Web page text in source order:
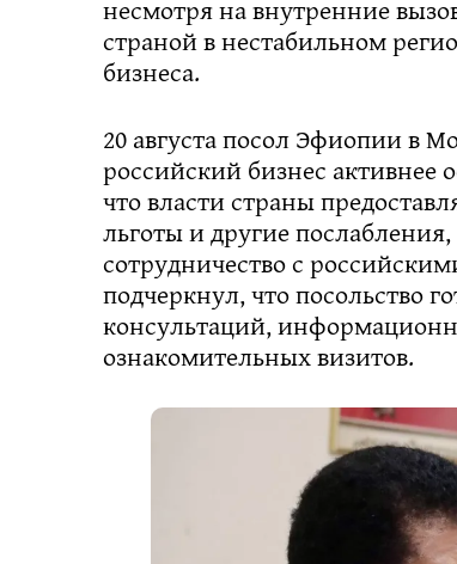
несмотря на внутренние
страной в нестабильном
бизнеса.
20 августа посол Эфиопии в
российский бизнес
что власти страны
льготы и другие
сотрудничество с
подчеркнул, что посольство
консультаций,
ознакомительных визитов.